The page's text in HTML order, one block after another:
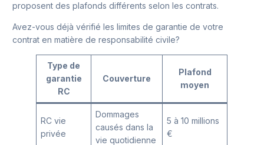
proposent des plafonds différents selon les contrats.
Avez-vous déjà vérifié les limites de garantie de votre
contrat en matière de responsabilité civile?
Type de
garantie
RC
Couverture
Plafond
moyen
RC vie
privée
Dommages
causés dans la
vie quotidienne
5 à 10 millions
€